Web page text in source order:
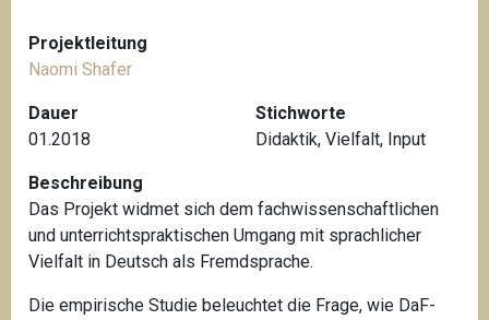
g
a
i
n
Projektleitung
Naomi Shafer
Dauer
01.2018
Stichworte
Didaktik, Vielfalt, Input
Beschreibung
Das Projekt widmet sich dem fachwissenschaftlichen
und unterrichtspraktischen Umgang mit sprachlicher
Vielfalt in Deutsch als Fremdsprache.
Die empirische Studie beleuchtet die Frage, wie DaF-